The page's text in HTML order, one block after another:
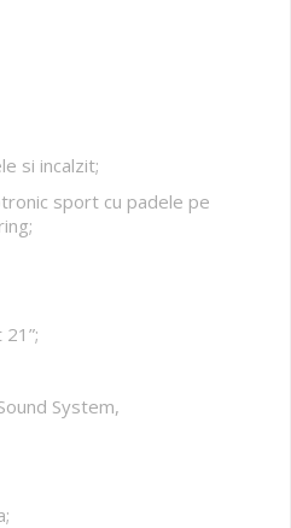
si incalzit;
sport cu padele pe
System,